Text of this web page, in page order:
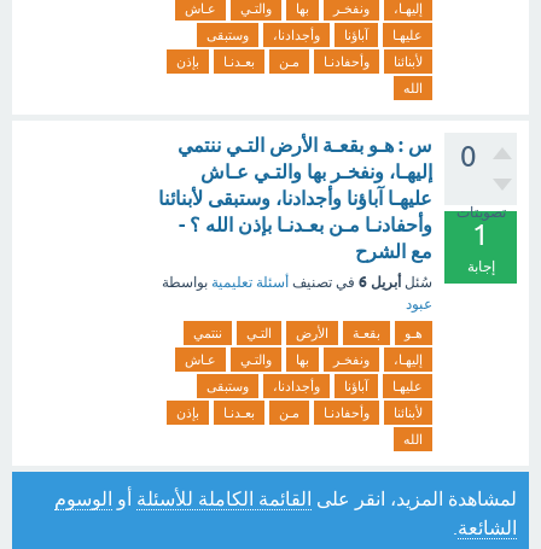
إليهـا،
ونفخـر بها والتـي
عـاش
عليهـا
آباؤنا وأجدادنا،
وستبقى
لأبنائنا
وأحفادنـا مـن بعـدنـا
بإذن
الله
0
تصويتات
1
إجابة
س : هـو بقعـة الأرض التـي ننتمي
إليهـا، ونفخـر بها والتـي عـاش
عليهـا آباؤنا وأجدادنا، وستبقى لأبنائنا
وأحفادنـا مـن بعـدنـا بإذن الله ؟ -
مع الشرح
سُئل أبريل 6 في تصنيف أسئلة تعليمية بواسطة
عبود
هـو بقعـة الأرض التـي
ننتمي
إليهـا،
ونفخـر بها والتـي
عـاش
عليهـا
آباؤنا وأجدادنا،
وستبقى
لأبنائنا
وأحفادنـا مـن بعـدنـا
بإذن
الله
لمشاهدة المزيد، انقر على القائمة الكاملة للأسئلة أو الوسوم
الشائعة